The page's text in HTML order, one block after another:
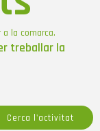
a la comarca.
treballar la